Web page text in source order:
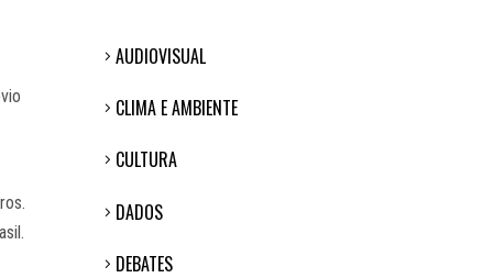
AUDIOVISUAL
CLIMA E AMBIENTE
CULTURA
DADOS
DEBATES